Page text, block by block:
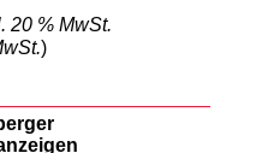
20 % MwSt.
)